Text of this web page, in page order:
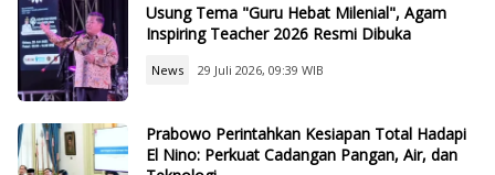
Usung Tema "Guru Hebat Milenial", Agam
Inspiring Teacher 2026 Resmi Dibuka
News 29 Juli 2026, 09:39 WIB
Prabowo Perintahkan Kesiapan Total Hadapi
El Nino: Perkuat Cadangan Pangan, Air, dan